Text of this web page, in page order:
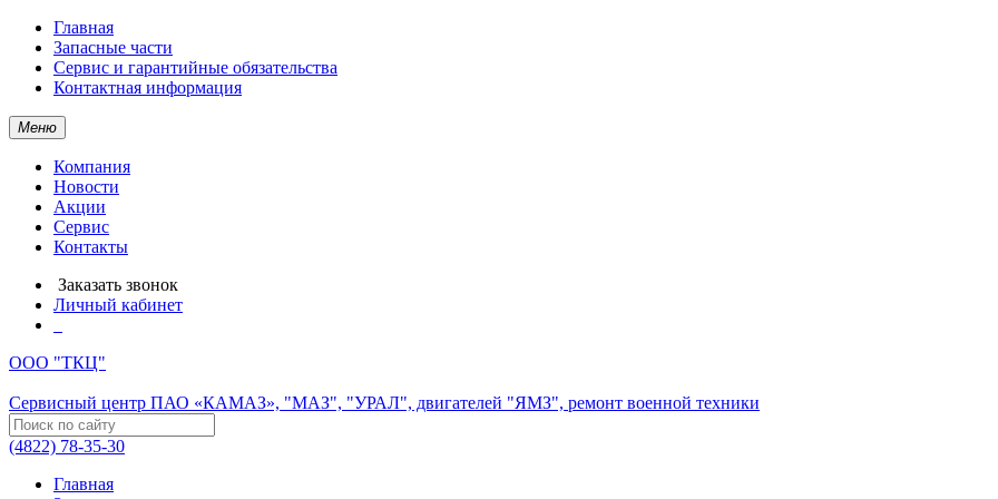
Главная
Запасные части
Сервис и гарантийные обязательства
Контактная информация
Меню
Компания
Новости
Акции
Сервис
Контакты
Заказать звонок
Личный кабинет
ООО "ТКЦ"
Сервисный центр ПАО «КАМАЗ», "МАЗ", "УРАЛ", двигателей "ЯМЗ", ремонт военной техники
(4822) 78-35-30
Главная